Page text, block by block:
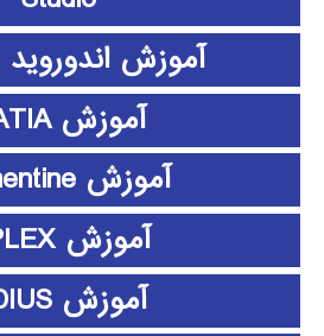
آموزش اندوروید android
آموزش CATIA
آموزش clementine
آموزش CPLEX
آموزش EDIUS